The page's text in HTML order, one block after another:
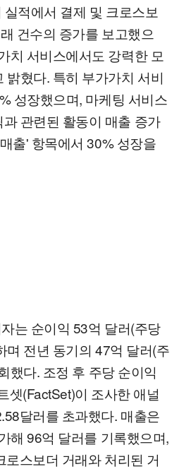
적에서 결제 및 크로스보
건수의 증가를 보고했으
치 서비스에서도 강력한 모
밝혔다. 특히 부가가치 서비
성장했으며, 마케팅 서비스
관련된 활동이 매출 증가
출' 항목에서 30% 성장을
는 순이익 53억 달러(주당
며 전년 동기의 47억 달러(주
했다. 조정 후 주당 순이익
셋(FactSet)이 조사한 애널
달러를 초과했다. 매출은
해 96억 달러를 기록했으며,
로스보더 거래와 처리된 거